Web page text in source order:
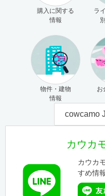
購入に関する
情報
ラ
物件・建物
情報
お
cowcamo
カウカ
カウカ
すめ情